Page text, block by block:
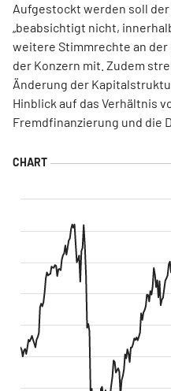
Aufgestockt werden soll
„beabsichtigt nicht,
weitere Stimmrechte an der
der Konzern mit. Zudem
Änderung der
Hinblick auf das Verhältnis
Fremdfinanzierung und die